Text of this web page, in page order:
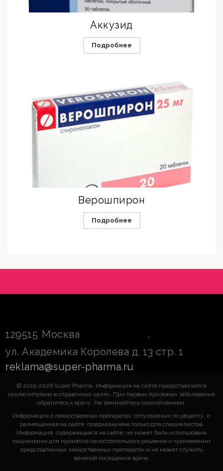
Аккузид
Подробнее
Верошпирон
Подробнее
129515 Москва
,
ул. Академика Королева д. 13 стр. 1
reklama@super-pharma.ru
© 2019-2026 Super Pharma. Информация на сайте предоставляется
исключительно в справочных целях. При первых признаках заболевания
обратитесь к врачу. Не занимайтесь самолечением.
Информация о лекарственных препаратах, отпускаемых по рецепту, и
размещенная на сайте, предназначена только для специалистов.
Информация, содержащаяся на сайте, не может быть использована
пациентами для принятия самостоятельного решения о применении
представленных лекарственных препаратах и не может служить
заменой посещения врача.